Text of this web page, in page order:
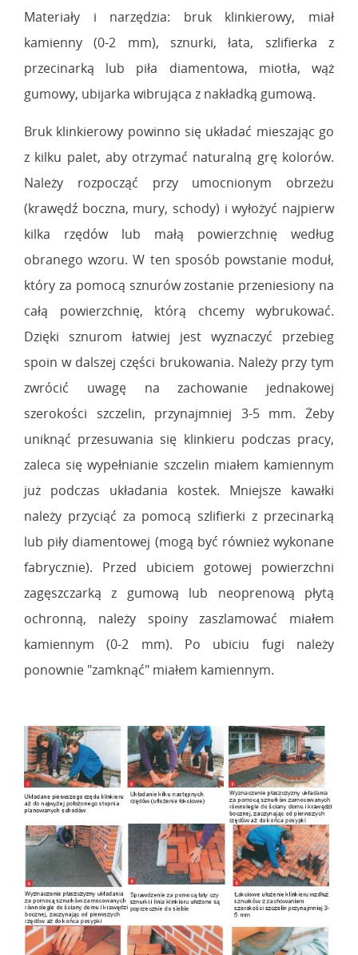
Materiały i narzędzia: bruk klinkierowy, miał
kamienny (0-2 mm), sznurki, łata, szlifierka z
przecinarką lub piła diamentowa, miotła, wąż
gumowy, ubijarka wibrująca z nakładką gumową.
Bruk klinkierowy powinno się układać mieszając go
z kilku palet, aby otrzymać naturalną grę kolorów.
Należy rozpocząć przy umocnionym obrzeżu
(krawędź boczna, mury, schody) i wyłożyć najpierw
kilka rzędów lub małą powierzchnię według
obranego wzoru. W ten sposób powstanie moduł,
który za pomocą sznurów zostanie przeniesiony na
całą powierzchnię, którą chcemy wybrukować.
Dzięki sznurom łatwiej jest wyznaczyć przebieg
spoin w dalszej części brukowania. Należy przy tym
zwrócić uwagę na zachowanie jednakowej
szerokości szczelin, przynajmniej 3-5 mm. Żeby
uniknąć przesuwania się klinkieru podczas pracy,
zaleca się wypełnianie szczelin miałem kamiennym
już podczas układania kostek. Mniejsze kawałki
należy przyciąć za pomocą szlifierki z przecinarką
lub piły diamentowej (mogą być również wykonane
fabrycznie). Przed ubiciem gotowej powierzchni
zagęszczarką z gumową lub neoprenową płytą
ochronną, należy spoiny zaszlamować miałem
kamiennym (0-2 mm). Po ubiciu fugi należy
ponownie "zamknąć" miałem kamiennym.